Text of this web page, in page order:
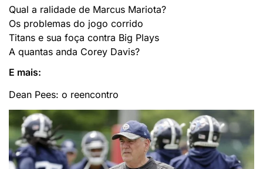
Qual a ralidade de Marcus Mariota?
Os problemas do jogo corrido
Titans e sua foça contra Big Plays
A quantas anda Corey Davis?
E mais:
Dean Pees: o reencontro